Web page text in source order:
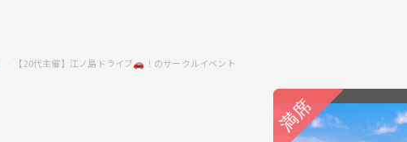
【20代主催】江ノ島ドライブ🚗！のサークルイベント